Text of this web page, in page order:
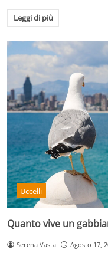
Leggi di più
Uccelli
Quanto vive un
Serena Vasta Agosto 17,